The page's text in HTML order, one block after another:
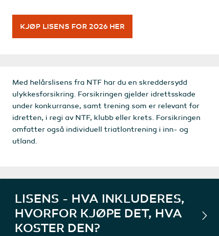
KJØP LISENS FOR 2026 HER
Med helårslisens fra NTF har du en skreddersydd
ulykkesforsikring. Forsikringen gjelder idrettsskade
under konkurranse, samt trening som er relevant for
idretten, i regi av NTF, klubb eller krets. Forsikringen
omfatter også individuell triatlontrening i inn- og
utland.
LISENS - HVA INKLUDERES,
HVORFOR KJØPE DET, HVA
KOSTER DEN?